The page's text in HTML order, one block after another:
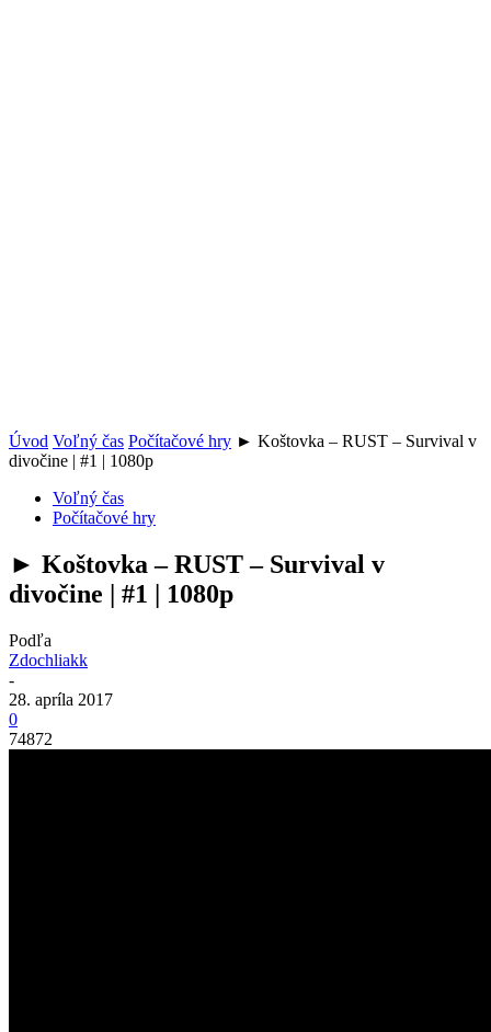
Úvod Voľný čas Počítačové hry ► Koštovka – RUST – Survival v
divočine | #1 | 1080p
Voľný čas
Počítačové hry
► Koštovka – RUST – Survival v
divočine | #1 | 1080p
Podľa
Zdochliakk
-
28. apríla 2017
0
74872